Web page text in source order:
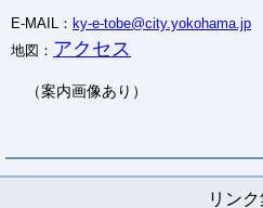
E-MAIL： ky-e-tobe@city.yokohama.jp
地図： アクセス
（案内画像あり）
リン